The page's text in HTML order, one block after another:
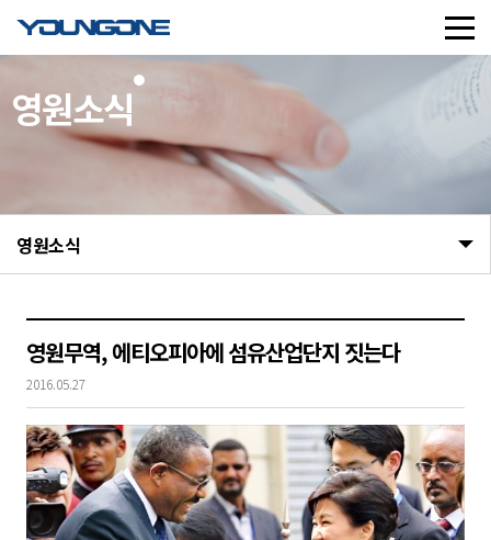
영원소식
영원소식
영원무역, 에티오피아에 섬유산업단지 짓는다
2016.05.27